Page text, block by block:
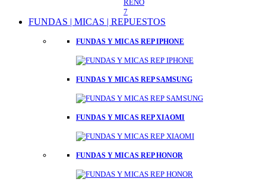
RENO
7
FUNDAS | MICAS | REPUESTOS
FUNDAS Y MICAS REP IPHONE
FUNDAS Y MICAS REP SAMSUNG
FUNDAS Y MICAS REP XIAOMI
FUNDAS Y MICAS REP HONOR